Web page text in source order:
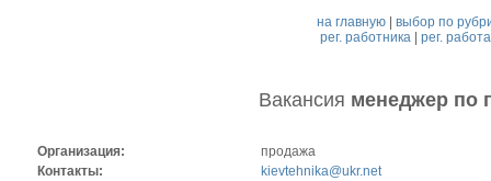
на главную |выбор по
рег. работника| рег.
Вакансия менеджер по
Организация:
продажа
Контакты:
kievtehnika@ukr.net